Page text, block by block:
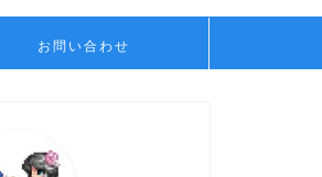
お問い合わせ